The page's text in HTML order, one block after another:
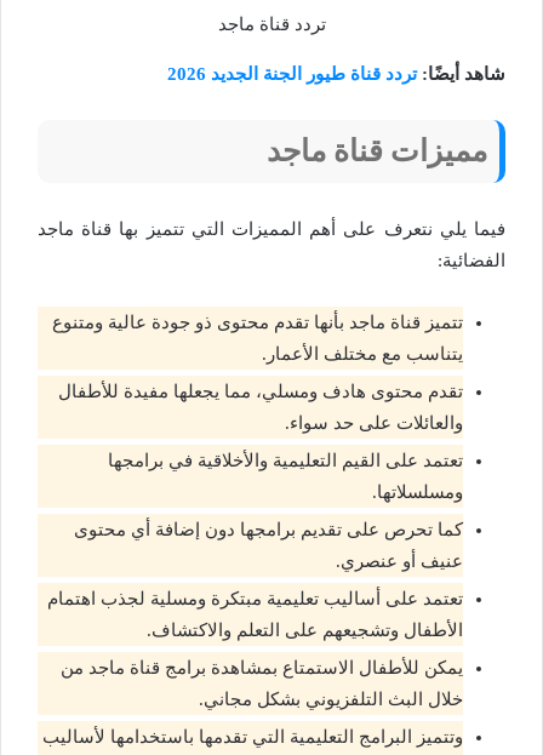
تردد قناة ماجد
شاهد أيضًا:تردد قناة طيور الجنة الجديد 2026
مميزات قناة ماجد
فيما يلي نتعرف على أهم المميزات التي تتميز بها قناة ماجد
الفضائية:
تتميز قناة ماجد بأنها تقدم محتوى ذو جودة عالية ومتنوع
يتناسب مع مختلف الأعمار.
تقدم محتوى هادف ومسلي، مما يجعلها مفيدة للأطفال
والعائلات على حد سواء.
تعتمد على القيم التعليمية والأخلاقية في برامجها
ومسلسلاتها.
كما تحرص على تقديم برامجها دون إضافة أي محتوى
عنيف أو عنصري.
تعتمد على أساليب تعليمية مبتكرة ومسلية لجذب اهتمام
الأطفال وتشجيعهم على التعلم والاكتشاف.
يمكن للأطفال الاستمتاع بمشاهدة برامج قناة ماجد من
خلال البث التلفزيوني بشكل مجاني.
وتتميز البرامج التعليمية التي تقدمها باستخدامها لأساليب